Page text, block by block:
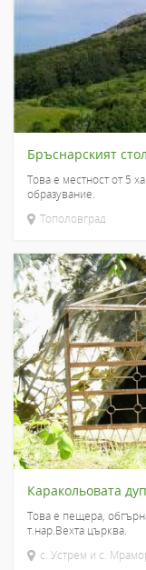
Бръснарският
Това е местност от 5
образувание.
Тополовград
Каракольовата
Това е пещера,
т.нар.Вехта църква.
с. Устрем и с.